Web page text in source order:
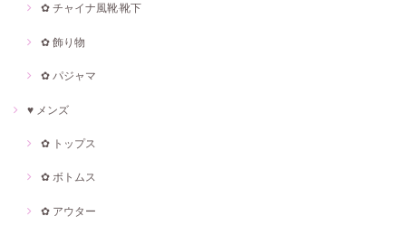
✿ チャイナ風靴·靴下
✿ 飾り物
✿ パジャマ
♥ メンズ
✿ トップス
✿ ボトムス
✿ アウター